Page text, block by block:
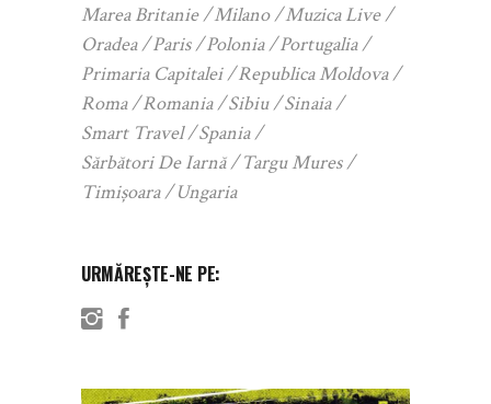
Marea Britanie
Milano
Muzica Live
Oradea
Paris Polonia
Portugalia
Primaria Capitalei
Republica Moldova
Roma
Romania Sibiu
Sinaia
Smart Travel
Spania
Sărbători De Iarnă
Targu Mures
Timișoara
Ungaria
URMĂREȘTE-NE PE: